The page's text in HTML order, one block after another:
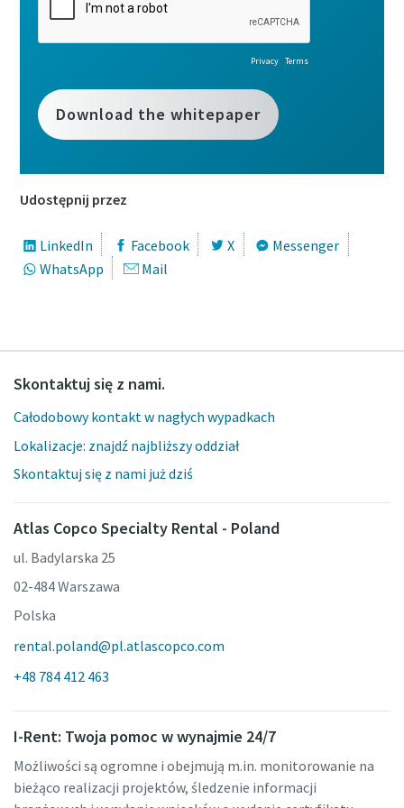
Udostępnij przez
LinkedIn Facebook X
Messenger
WhatsApp
Mail
Skontaktuj się z nami.
Całodobowy kontakt w nagłych wypadkach
Lokalizacje: znajdź najbliższy oddział
Skontaktuj się z nami już dziś
Atlas Copco Specialty Rental - Poland
ul. Badylarska 25
02-484 Warszawa
Polska
rental.poland@pl.atlascopco.com
+48 784 412 463
I-Rent: Twoja pomoc w wynajmie 24/7
Możliwości są ogromne i obejmują m.in. monitorowanie na
bieżąco realizacji projektów, śledzenie informacji